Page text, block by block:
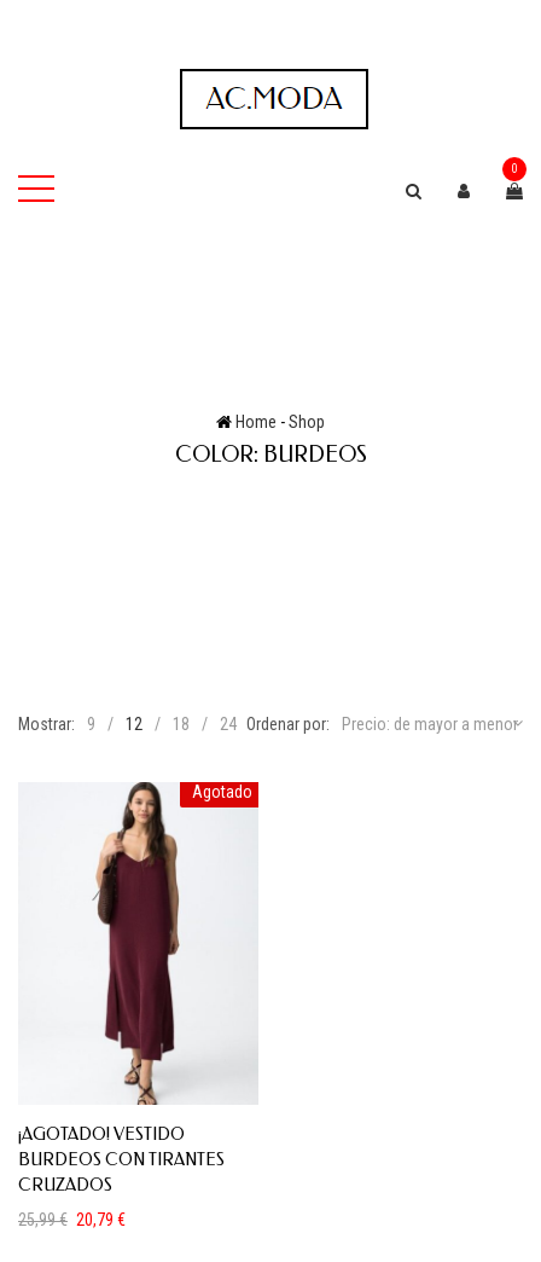
0
Home -Shop
COLOR: BURDEOS
Mostrar: 9 12 18 24 Ordenar por: Precio: de mayor a menor
Agotado
¡AGOTADO! VESTIDO
BURDEOS CON TIRANTES
CRUZADOS
25,99€ 20,79 €